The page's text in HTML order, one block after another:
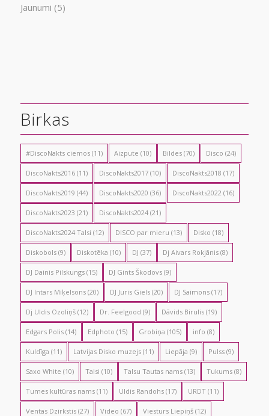
Jaunumi (5)
Birkas
#DiscoNakts ciemos(11) Aizpute (10) Bildes(70) Disco (24)
DiscoNakts2016(11) DiscoNakts2017(10) DiscoNakts2018 (17)
DiscoNakts2019 (44) DiscoNakts2020 (36) DiscoNakts2022 (16)
DiscoNakts2023 (21) DiscoNakts2024(21)
DiscoNakts2024 Talsi (12) DISCO par mieru (13) Disko (18)
Diskobols(9) Diskotēka (10) DJ (37) Dj Aivars Rokjānis(8)
DJ Dainis Pilskungs(15) DJ Gints Škodovs(9)
DJ Intars Miķelsons(20) DJ Juris Giels(20) DJ Saimons(17)
Dj Uldis Ozoliņš(12) Dr. Feelgood (9) Dāvids Birulis(19)
Edgars Polis(14) Edphoto (15) Grobiņa (105) info (8)
Kuldīga (11) Latvijas Disko muzejs(11) Liepāja (9) Pulss(9)
Saxo White (10) Talsi (10) Talsu Tautas nams(13) Tukums(8)
Tumes kultūras nams(11) Uldis Randohs(17) URDT(11)
Ventas Dzirkstis(27) Video (67) Viesturs Liepiņš(12)